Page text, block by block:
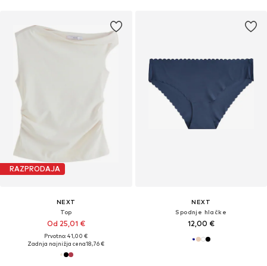
RAZPRODAJA
NEXT
Top
Od 25,01 €
Prvotno: 41,00 €
Zadnja najnižja cena18,76 €
NEXT
Spodnje hlačke
12,00 €